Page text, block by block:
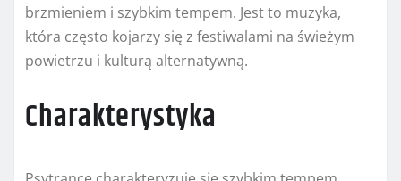
brzmieniem i szybkim tempem. Jest to muzyka,
która często kojarzy się z festiwalami na świeżym
powietrzu i kulturą alternatywną.
Charakterystyka